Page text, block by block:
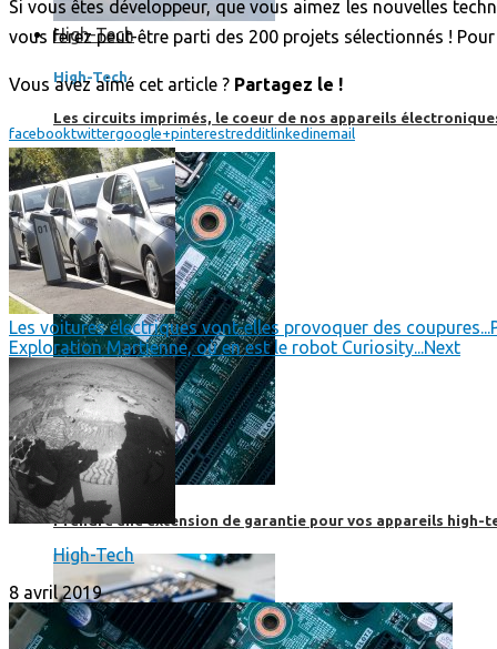
High-Tech
High-Tech
Les circuits imprimés, le coeur de nos appareils
Prendre une extension de garantie pour vos appareils high-
Si vous êtes développeur, que vous aimez les nouvelles
vous ferez peut-être parti des 200 projets sélectionnés !
Vous avez aimé cet article ? Partagez le !
facebooktwittergoogle+pinterestredditlinkedinemail
Les voitures électriques vont-elles provoquer des coupures...
Exploration Martienne, où en est le robot Curiosity...Next
High-Tech
8 avril 2019